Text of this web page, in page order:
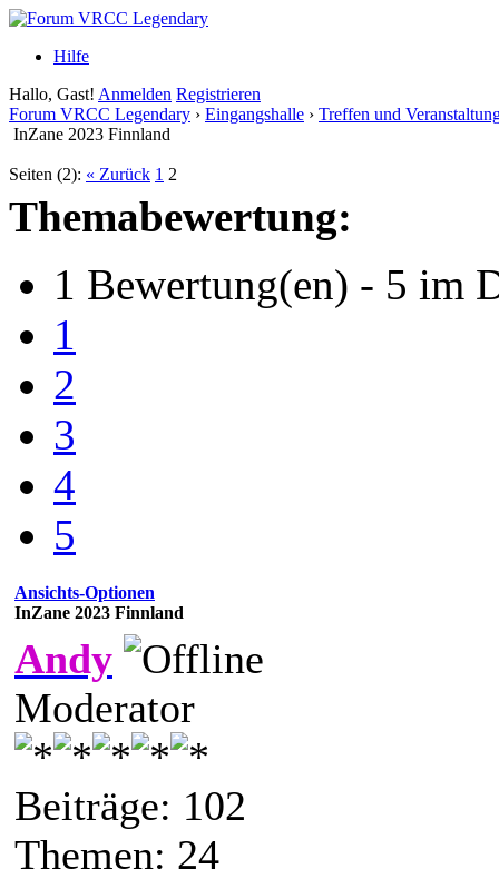
Hilfe
Hallo, Gast! Anmelden Registrieren
Forum VRCC Legendary › Eingangshalle › Treffen und
InZane 2023 Finnland
Seiten (2): « Zurück 1 2
Themabewertung:
1 Bewertung(en) - 5 im
1
2
3
4
5
Ansichts-Optionen
InZane 2023 Finnland
Andy
Moderator
Beiträge: 102
Themen: 24